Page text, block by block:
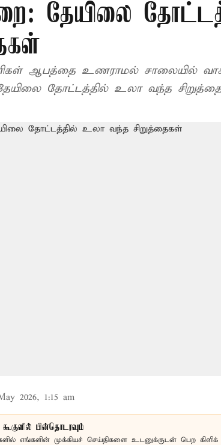
தேயிலை
ஆபத்தை உணராமல் சாலையில்
தேயிலை தோட்டத்தில் உலா வந்த
2026, 1:15 am
பின்தொடரவும்
எங்களின் முக்கியச் செய்திகளை உடனுக்குடன் பெற கிளிக்